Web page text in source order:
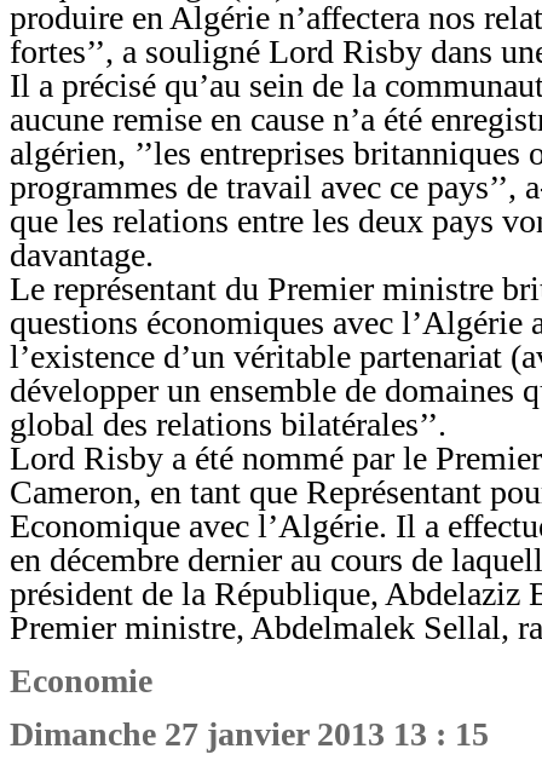
produire en Algérie n’affectera nos
fortes’’, a souligné Lord Risby dans
Il a précisé qu’au sein de la
aucune remise en cause n’a été
algérien, ’’les entreprises britanniques
programmes de travail avec ce
que les relations entre les deux pays
davantage.
Le représentant du Premier ministre
questions économiques avec l’Algérie
l’existence d’un véritable partenariat
développer un ensemble de domaines
global des relations bilatérales’’.
Lord Risby a été nommé par le
Cameron, en tant que Représentant
Economique avec l’Algérie. Il a
en décembre dernier au cours de
président de la République, Abdelaziz
Premier ministre, Abdelmalek Sellal,
Economie
Dimanche 27 janvier 2013 13 : 15